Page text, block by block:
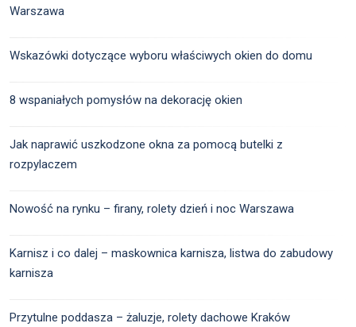
Warszawa
Wskazówki dotyczące wyboru właściwych okien do domu
8 wspaniałych pomysłów na dekorację okien
Jak naprawić uszkodzone okna za pomocą butelki z
rozpylaczem
Nowość na rynku – firany, rolety dzień i noc Warszawa
Karnisz i co dalej – maskownica karnisza, listwa do zabudowy
karnisza
Przytulne poddasza – żaluzje, rolety dachowe Kraków